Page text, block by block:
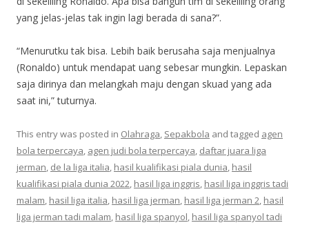
yang jelas-jelas tak ingin lagi berada di sana?”.
“Menurutku tak bisa. Lebih baik berusaha saja menjualnya
(Ronaldo) untuk mendapat uang sebesar mungkin. Lepaskan
saja dirinya dan melangkah maju dengan skuad yang ada
saat ini,” tuturnya.
This entry was posted in Olahraga, Sepakbola and tagged agen
bola terpercaya, agen judi bola terpercaya, daftar juara liga
jerman, de la liga italia, hasil kualifikasi piala dunia, hasil
kualifikasi piala dunia 2022, hasil liga inggris, hasil liga inggris tadi
malam, hasil liga italia, hasil liga jerman, hasil liga jerman 2, hasil
liga jerman tadi malam, hasil liga spanyol, hasil liga spanyol tadi